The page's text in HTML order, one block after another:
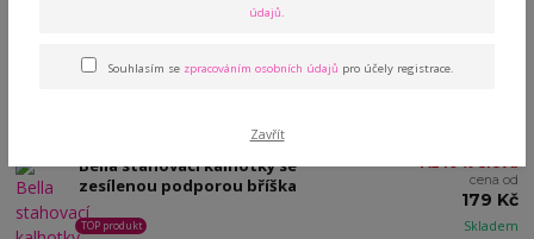
Bella stahovací kalhotky se
zesílenou podporou bříška
Skladem
TOP produkt
Až 10 % sleva
cena od
179 Kč
údajů.
Souhlasím se zpracováním osobních údajů pro účely registrace.
Zavřít